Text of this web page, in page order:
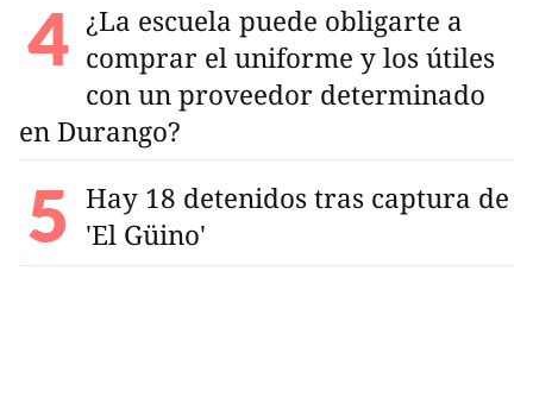
¿La escuela puede obligarte a
comprar el uniforme y los útiles
con un proveedor determinado
en Durango?
Hay 18 detenidos tras captura de
'El Güino'